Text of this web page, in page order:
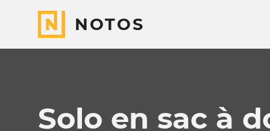
NOTOS
Solo en sac à